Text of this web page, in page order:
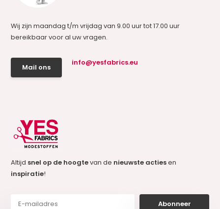
Wij zijn maandag t/m vrijdag van 9.00 uur tot 17.00 uur
bereikbaar voor al uw vragen.
Mail ons
info@yesfabrics.eu
Altijd snel op de hoogtevan de nieuwste actiesen
inspiratie!
Abonneer